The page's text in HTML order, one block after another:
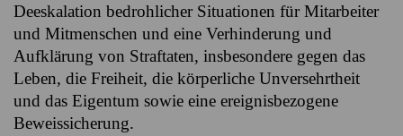
Deeskalation bedrohlicher Situationen für Mitarbeiter
und Mitmenschen und eine Verhinderung und
Aufklärung von Straftaten, insbesondere gegen das
Leben, die Freiheit, die körperliche Unversehrtheit
und das Eigentum sowie eine ereignisbezogene
Beweissicherung.